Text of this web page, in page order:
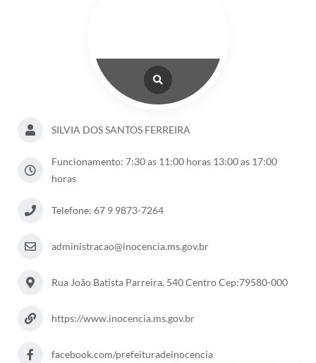
Cadeia Integrada de Valor
Instrumentos de Gestão - SAÚDE
Dados gerais e Obras
Empresa Inidônea
SILVIA DOS SANTOS FERREIRA
Funcionamento: 7:30 as 11:00 horas 13:00 as 17:00
horas
Telefone: 67 9 9873-7264
administracao@inocencia.ms.gov.br
Rua João Batista Parreira, 540 Centro Cep:79580-000
https://www.inocencia.ms.gov.br
facebook.com/prefeituradeinocencia